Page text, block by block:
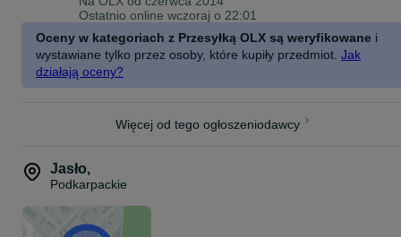
Ostatnio online wczoraj o 22:01
Oceny w kategoriach z Przesyłką OLX są weryfikowane i
wystawiane tylko przez osoby, które kupiły przedmiot. Jak
działają oceny?
Więcej od tego ogłoszeniodawcy
Jasło,
Podkarpackie